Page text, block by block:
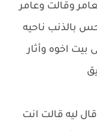
وقالت وعامر
بالذنب ناحيه
بيت اخوه وأثار
ليه قالت انت